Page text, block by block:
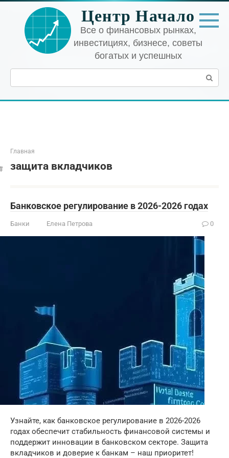
Перейти
контенту
Центр Начало
Все о финансовых рынках,
инвестициях, бизнесе, советы
богатых и успешных
Поиск:
Главная
защита вкладчиков
Банковское регулирование в 2026-2026 годах
Банки Елена Петрова 0
Узнайте, как банковское регулирование в 2026-2026
годах обеспечит стабильность финансовой системы и
поддержит инновации в банковском секторе. Защита
вкладчиков и доверие к банкам – наш приоритет!